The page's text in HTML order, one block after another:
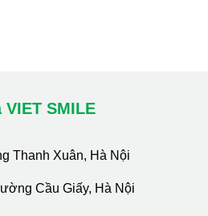
SMILE
Thanh Xuân, Hà Nội
Cầu Giấy, Hà Nội